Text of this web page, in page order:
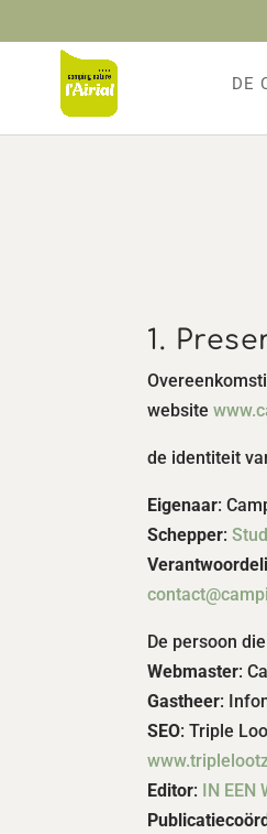
DE
1.
website
de identiteit
Eigenaar:
Schepper:
De persoon
Webmaster:
Gastheer:
SEO: Triple
Editor: IN EEN